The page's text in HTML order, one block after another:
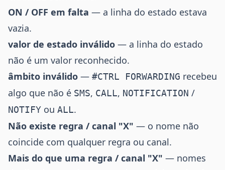
ON / OFF em falta — a linha do estado estava
vazia.
valor de estado inválido — a linha do estado
não é um valor reconhecido.
âmbito inválido — #CTRL FORWARDING recebeu
algo que não é SMS, CALL, NOTIFICATION /
NOTIFY ou ALL.
Não existe regra / canal "X" — o nome não
coincide com qualquer regra ou canal.
Mais do que uma regra / canal "X" — nomes